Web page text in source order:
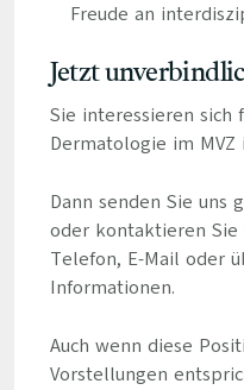
Freude an
Jetzt
Sie interessieren sich
Dermatologie im
Dann senden Sie uns
oder kontaktieren
Telefon, E-Mail oder
Informationen.
Auch wenn diese
Vorstellungen